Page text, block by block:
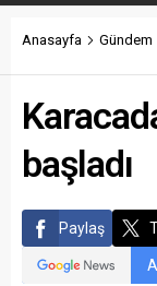
Anasayfa Gündem
başladı
Paylaş